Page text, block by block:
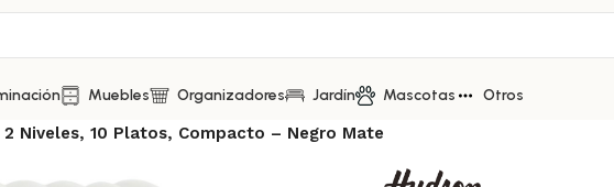
Muebles Organizadores Jardín Mascotas Otros
Niveles, 10 Platos, Compacto – Negro Mate